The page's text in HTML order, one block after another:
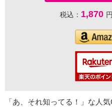
税込： 1,870
「あ、それ知ってる！」な人